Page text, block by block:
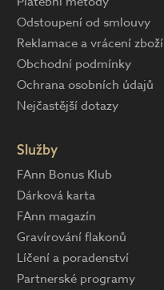
Odstoupení od smlouvy
Reklamace a vrácení zboží
Obchodní podmínky
Ochrana osobních údajů
Nejčastější dotazy
Služby
FAnn Bonus Klub
Dárková karta
FAnn magazín
Gravírování flakonů
Líčení a poradenství
Partnerské programy